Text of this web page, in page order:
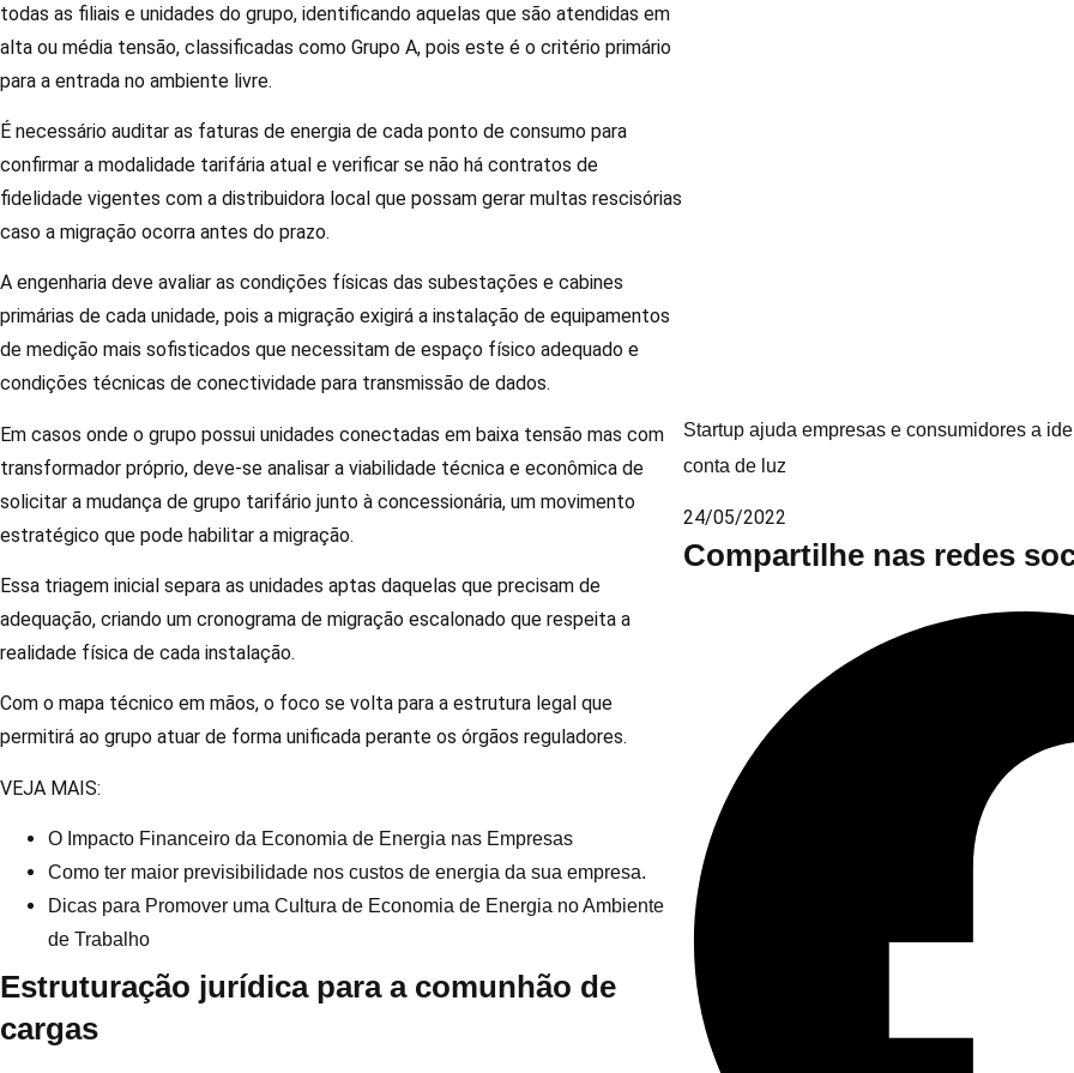
todas as filiais e unidades do grupo, identificando aquelas que são atendidas em
alta ou média tensão, classificadas como Grupo A, pois este é o critério primário
para a entrada no ambiente livre.
É necessário auditar as faturas de energia de cada ponto de consumo para
confirmar a modalidade tarifária atual e verificar se não há contratos de
fidelidade vigentes com a distribuidora local que possam gerar multas rescisórias
caso a migração ocorra antes do prazo.
A engenharia deve avaliar as condições físicas das subestações e cabines
primárias de cada unidade, pois a migração exigirá a instalação de equipamentos
de medição mais sofisticados que necessitam de espaço físico adequado e
condições técnicas de conectividade para transmissão de dados.
Em casos onde o grupo possui unidades conectadas em baixa tensão mas com
transformador próprio, deve-se analisar a viabilidade técnica e econômica de
solicitar a mudança de grupo tarifário junto à concessionária, um movimento
estratégico que pode habilitar a migração.
Essa triagem inicial separa as unidades aptas daquelas que precisam de
adequação, criando um cronograma de migração escalonado que respeita a
realidade física de cada instalação.
Com o mapa técnico em mãos, o foco se volta para a estrutura legal que
permitirá ao grupo atuar de forma unificada perante os órgãos reguladores.
VEJA MAIS:
O Impacto Financeiro da Economia de Energia nas Empresas
Como ter maior previsibilidade nos custos de energia da sua empresa.
Dicas para Promover uma Cultura de Economia de Energia no Ambiente
de Trabalho
Estruturação jurídica para a comunhão de
cargas
Startup ajuda empresas e consumidores a
conta de luz
24/05/2022
Compartilhe nas redes